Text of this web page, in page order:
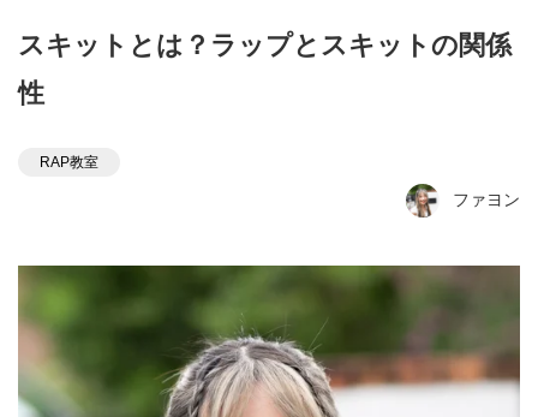
スキットとは？ラップとスキットの関係
性
RAP教室
ファヨン